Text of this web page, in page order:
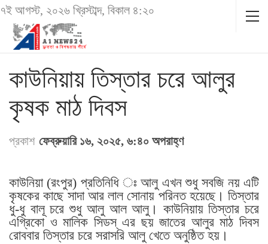
৭ই আগস্ট, ২০২৬ খ্রিস্টাব্দ, বিকাল ৪:২০
কাউনিয়ায় তিস্তার চরে আলুর
কৃষক মাঠ দিবস
প্রকাশ ফেব্রুয়ারি ১৬, ২০২৫, ৬:৪০ অপরাহ্ণ
কাউনিয়া (রংপুর) প্রতিনিধি ঃ আলু এখন শুধু সবজি নয় এটি
কৃষকের কাছে সাদা আর লাল সোনায় পরিনত হয়েছে। তিস্তার
ধু-ধু বালূ চরে শুধু আলু আল আলু। কাউনিয়ায় তিস্তার চরে
এগ্রিকো ও মালিক সিডস্ এর ছয় জাতের আলুর মাঠ দিবস
রোববার তিস্তার চরে সরাসরি আলু খেতে অনুষ্ঠিত হয়।